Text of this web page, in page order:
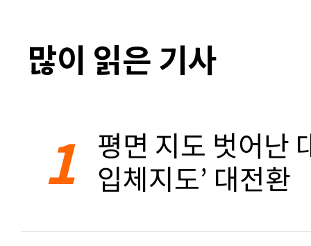
많이 읽은 기사
1 평면 지도 벗어난
입체지도’ 대전환